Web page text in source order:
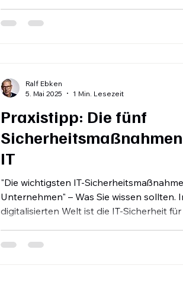
Praxistipp: Die fünf
IT
"Die wichtigsten IT-
Unternehmen" – Was Sie wissen sollten.
digitalisierten Welt ist die IT-Sicherheit
Datenverluste können verheerende
Ralf Ebken
5. Mai 2025
1 Min. Lesezeit